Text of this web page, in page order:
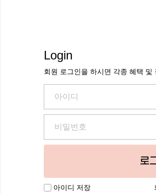
Login
회원 로그인을 하시면 각종 혜택
로
아이디 저장